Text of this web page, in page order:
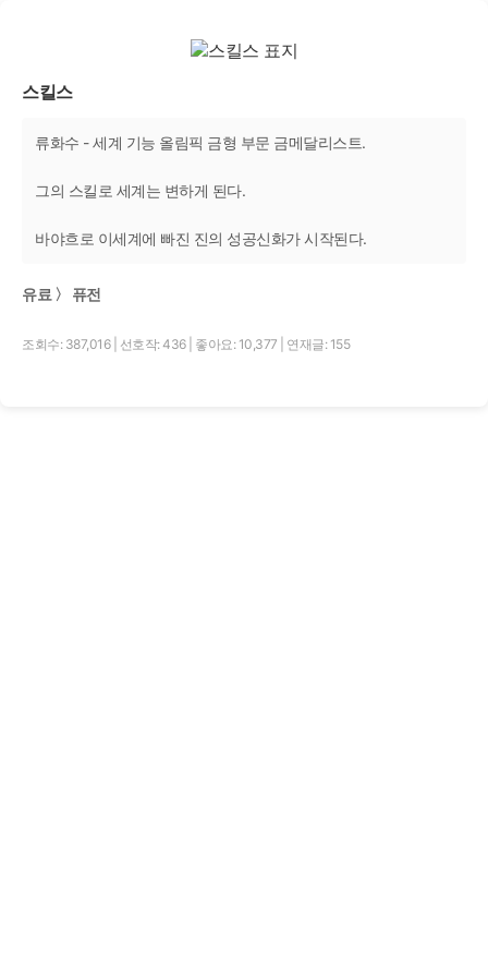
스킬스
류화수 - 세계 기능 올림픽 금형 부문 금메달리스트.
그의 스킬로 세계는 변하게 된다.
바야흐로 이세계에 빠진 진의 성공신화가 시작된다.
유료 〉 퓨전
조회수: 387,016 선호작: 436 좋아요: 10,377 연재글: 155